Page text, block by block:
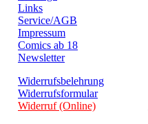
Links
Service/AGB
Impressum
Comics ab 18
Newsletter
Widerrufsbelehrung
Widerrufsformular
Widerruf (Online)